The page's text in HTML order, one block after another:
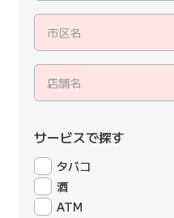
市区名
店舗名
サービスで探す
タバコ
酒
ATM